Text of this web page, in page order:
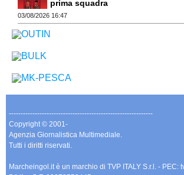
prima squadra
03/08/2026 16:47
-------------------------------------------------------------
Copyright © 2001-
Agenzia Giornalistica Multimediale.
Tutti i diritti riservati.
Marcheingol.it è un marchio di TVP ITALY S.r.l. - PEC: